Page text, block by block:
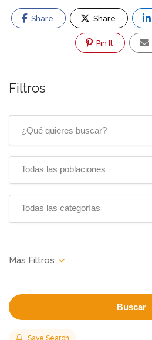
Share Share
Pin It
Filtros
Todas las poblaciones
Todas las categorías
Buscar
Save Search